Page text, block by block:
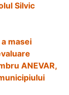
Silvic
masei
ANEVAR,